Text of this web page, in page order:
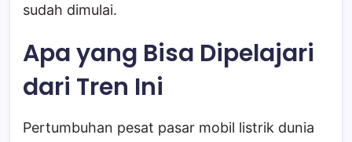
sudah dimulai.
Apa yang Bisa Dipelajari
dari Tren Ini
Pertumbuhan pesat pasar mobil listrik dunia